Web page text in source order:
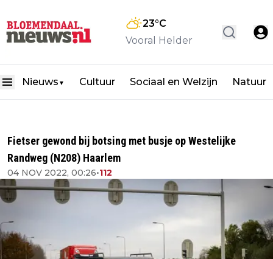
23°C
Vooral Helder
Nieuws ▼ Cultuur Sociaal en Welzijn Natuur
Fietser gewond bij botsing met busje op Westelijke
Randweg (N208) Haarlem
04 NOV 2022, 00:26•112